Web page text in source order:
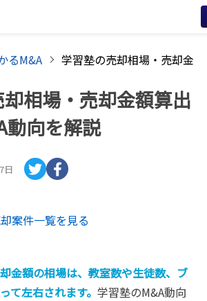
るM&A
相場・売却金額算出
動向を解説
日
案件一覧を見る
金額の相場は、教室数や生徒数、ブ
て左右されます。 学習塾のM&A動向